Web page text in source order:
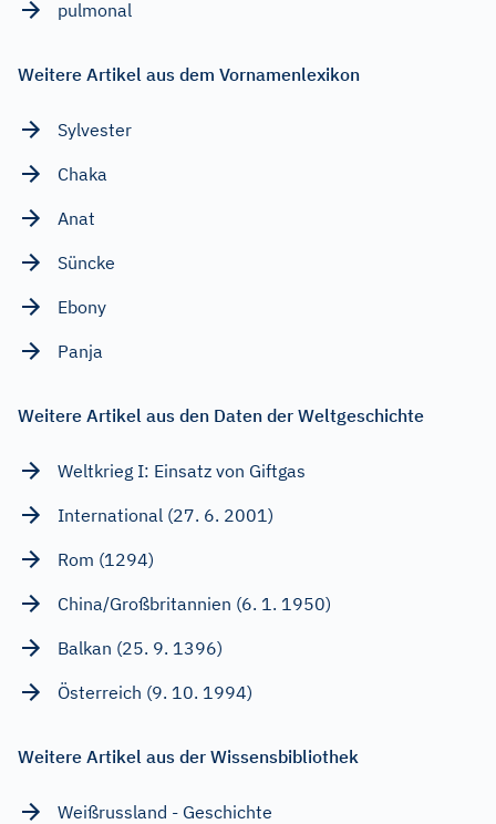
pulmonal
Weitere Artikel aus dem Vornamenlexikon
Sylvester
Chaka
Anat
Süncke
Ebony
Panja
Weitere Artikel aus den Daten der Weltgeschichte
Weltkrieg I: Einsatz von Giftgas
International (27. 6. 2001)
Rom (1294)
China/Großbritannien (6. 1. 1950)
Balkan (25. 9. 1396)
Österreich (9. 10. 1994)
Weitere Artikel aus der Wissensbibliothek
Weißrussland - Geschichte